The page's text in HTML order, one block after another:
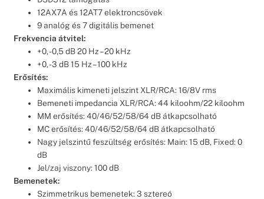
12AX7A és 12AT7 elektroncsövek
9 analóg és 7 digitális bemenet
Frekvencia átvitel:
+0, -0,5 dB 20 Hz – 20 kHz
+0, -3 dB 15 Hz – 100 kHz
Erősítés:
Maximális kimeneti jelszint XLR/RCA: 16/8V rms
Bemeneti impedancia XLR/RCA: 44 kiloohm/22 kiloohm
MM erősítés: 40/46/52/58/64 dB átkapcsolható
MC erősítés: 40/46/52/58/64 dB átkapcsolható
Nagy jelszintű feszültség erősítés: Main: 15 dB, Fixed: 0
dB
Jel/zaj viszony: 100 dB
Bemenetek:
Szimmetrikus bemenetek: 3 sztereó